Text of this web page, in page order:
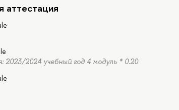
аттестация
2023/2024 учебный год 4 модуль * 0.20